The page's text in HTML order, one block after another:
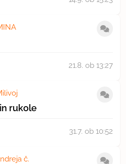
21.8. ob 13:27
rukole
31.7. ob 10:52
č.